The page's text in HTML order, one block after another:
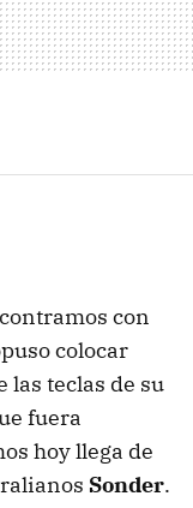
con
colocar
las teclas de su
fuera
hoy llega de
Sonder.